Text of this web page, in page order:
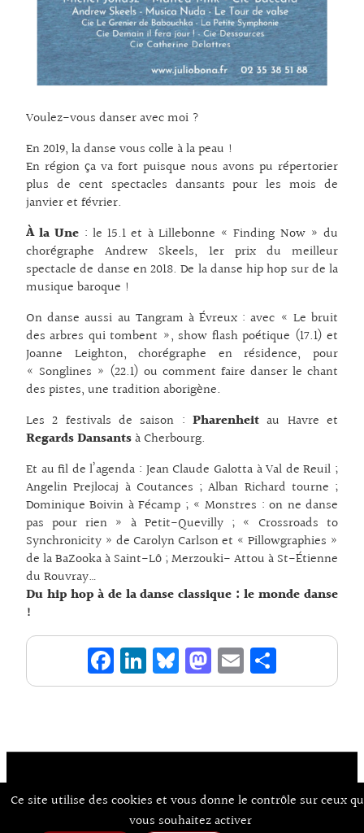
Voulez-vous danser avec moi ?
En 2019, la danse vous colle à la peau !
En région ça va fort puisque nous avons pu répertorier
plus de cent spectacles dansants pour les mois de
janvier et février.
À la Une : le 15.1 et à Lillebonne « Finding Now » du
chorégraphe Andrew Skeels, 1er prix du meilleur
spectacle de danse en 2018. De la danse hip hop sur de la
musique baroque !
On danse aussi au Tangram à Évreux : avec « Le bruit
des arbres qui tombent », show flash poétique (17.1) et
Joanne Leighton, chorégraphe en résidence, pour
« Songlines » (22.1) ou comment faire danser le chant
des pistes, une tradition aborigène.
Les 2 festivals de saison : Pharenheit au Havre et
Regards Dansantsà Cherbourg.
Et au fil de l’agenda : Jean Claude Galotta à Val de Reuil ;
Angelin Prejlocaj à Coutances ; Alban Richard tourne ;
Dominique Boivin à Fécamp ; « Monstres : on ne danse
pas pour rien » à Petit-Quevilly ; « Crossroads to
Synchronicity » de Carolyn Carlson et « Pillowgraphies »
de la BaZooka à Saint-Lô ; Merzouki- Attou à St-Étienne
du Rouvray…
Du hip hop à de la danse classique : le monde danse
!
Fa
ce
k
Li
n
n
Bl
ue
M
as
o
n
E
m rt
Contact
À Propos d’Aux Arts
Mentions Légales / CGU
Ce site utilise des cookies et vous donne le contrôle sur ceux
vous souhaitez activer